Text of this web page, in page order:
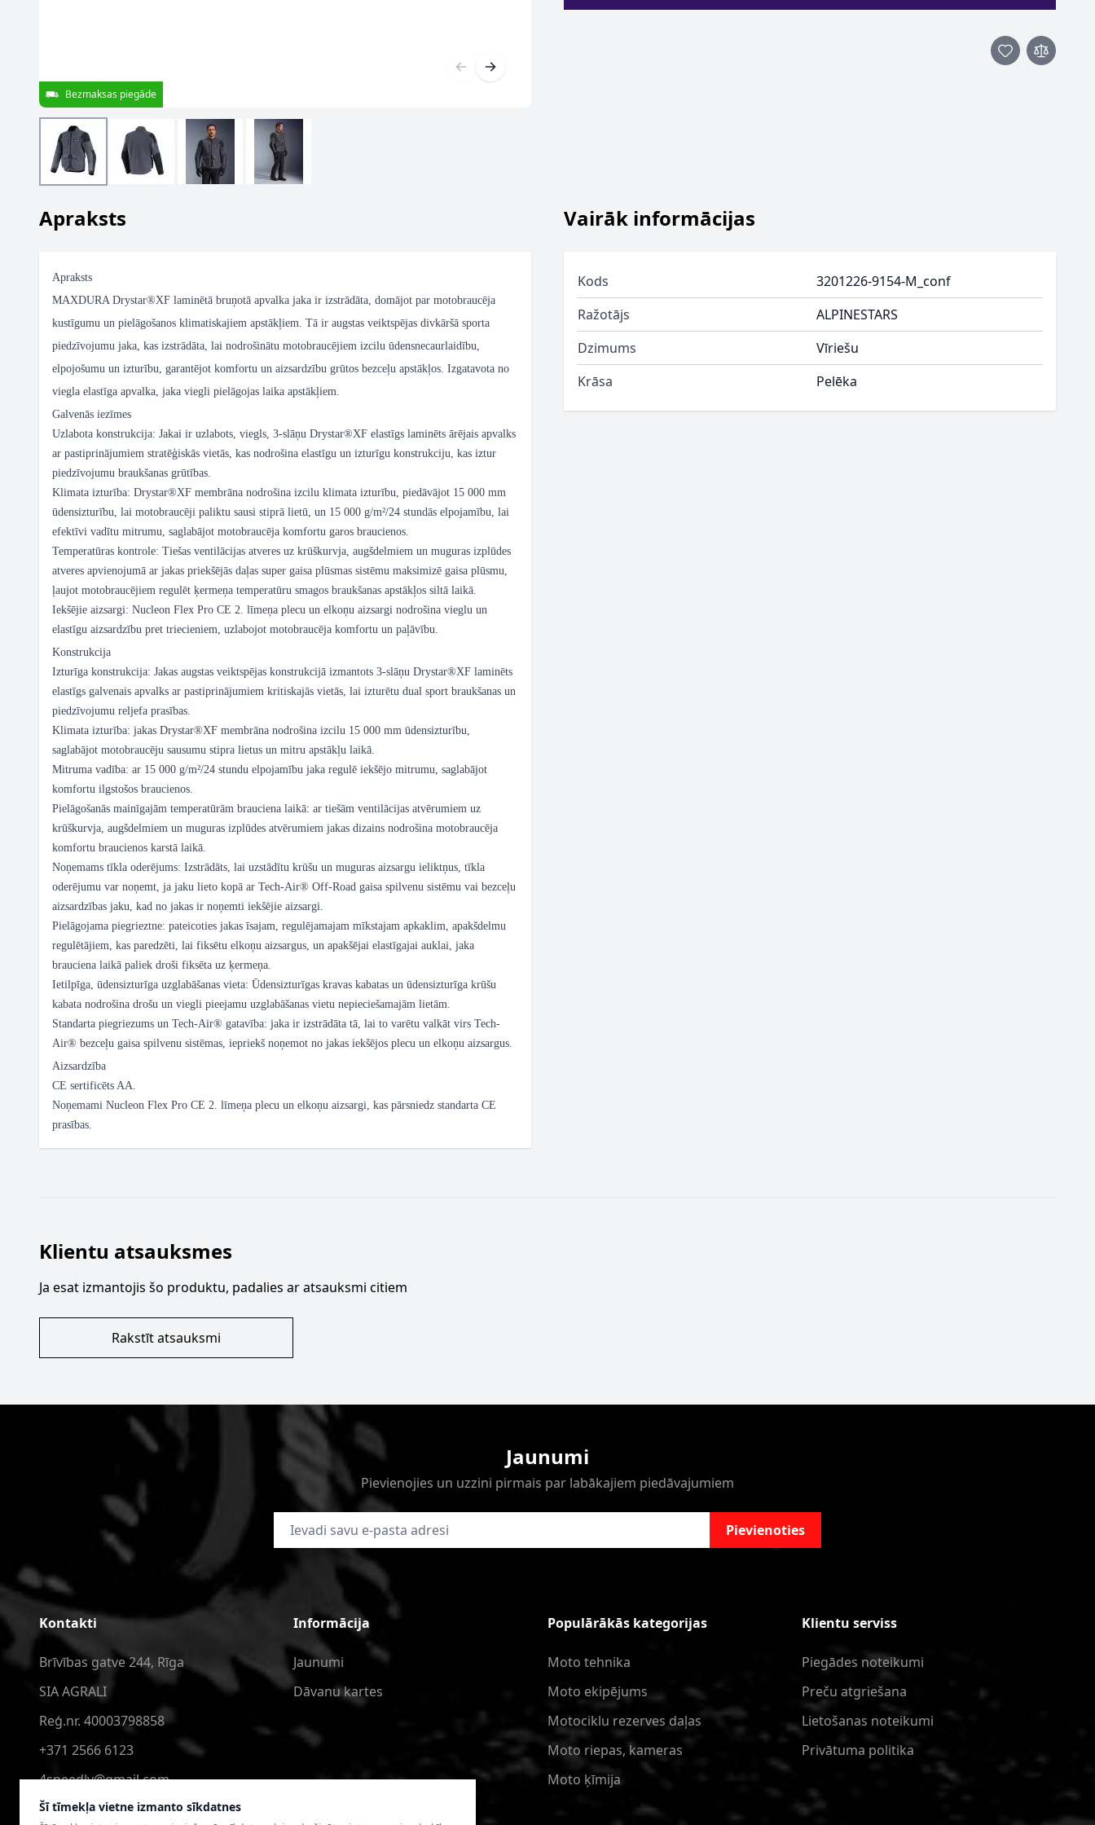
Šī tīmekļa vietne izmanto sīkdatnes
Bezmaksas piegāde
Apraksts
Apraksts
MAXDURA Drystar®XF laminētā bruņotā apvalka jaka ir izstrādāta, domājot par motobraucēja
kustīgumu un pielāgošanos klimatiskajiem apstākļiem. Tā ir augstas veiktspējas divkāršā sporta
piedzīvojumu jaka, kas izstrādāta, lai nodrošinātu motobraucējiem izcilu ūdensnecaurlaidību,
elpojošumu un izturību, garantējot komfortu un aizsardzību grūtos bezceļu apstākļos. Izgatavota no
viegla elastīga apvalka, jaka viegli pielāgojas laika apstākļiem.
Galvenās iezīmes
Uzlabota konstrukcija: Jakai ir uzlabots, viegls, 3-slāņu Drystar®XF elastīgs laminēts ārējais apvalks
ar pastiprinājumiem stratēģiskās vietās, kas nodrošina elastīgu un izturīgu konstrukciju, kas iztur
piedzīvojumu braukšanas grūtības.
Klimata izturība: Drystar®XF membrāna nodrošina izcilu klimata izturību, piedāvājot 15 000 mm
ūdensizturību, lai motobraucēji paliktu sausi stiprā lietū, un 15 000 g/m²/24 stundās elpojamību, lai
efektīvi vadītu mitrumu, saglabājot motobraucēja komfortu garos braucienos.
Temperatūras kontrole: Tiešas ventilācijas atveres uz krūškurvja, augšdelmiem un muguras izplūdes
atveres apvienojumā ar jakas priekšējās daļas super gaisa plūsmas sistēmu maksimizē gaisa plūsmu,
ļaujot motobraucējiem regulēt ķermeņa temperatūru smagos braukšanas apstākļos siltā laikā.
Iekšējie aizsargi: Nucleon Flex Pro CE 2. līmeņa plecu un elkoņu aizsargi nodrošina vieglu un
elastīgu aizsardzību pret triecieniem, uzlabojot motobraucēja komfortu un paļāvību.
Konstrukcija
Izturīga konstrukcija: Jakas augstas veiktspējas konstrukcijā izmantots 3-slāņu Drystar®XF laminēts
elastīgs galvenais apvalks ar pastiprinājumiem kritiskajās vietās, lai izturētu dual sport braukšanas un
piedzīvojumu reljefa prasības.
Klimata izturība: jakas Drystar®XF membrāna nodrošina izcilu 15 000 mm ūdensizturību,
saglabājot motobraucēju sausumu stipra lietus un mitru apstākļu laikā.
Mitruma vadība: ar 15 000 g/m²/24 stundu elpojamību jaka regulē iekšējo mitrumu, saglabājot
komfortu ilgstošos braucienos.
Pielāgošanās mainīgajām temperatūrām brauciena laikā: ar tiešām ventilācijas atvērumiem uz
krūškurvja, augšdelmiem un muguras izplūdes atvērumiem jakas dizains nodrošina motobraucēja
komfortu braucienos karstā laikā.
Noņemams tīkla oderējums: Izstrādāts, lai uzstādītu krūšu un muguras aizsargu ieliktņus, tīkla
oderējumu var noņemt, ja jaku lieto kopā ar Tech-Air® Off-Road gaisa spilvenu sistēmu vai bezceļu
aizsardzības jaku, kad no jakas ir noņemti iekšējie aizsargi.
Pielāgojama piegrieztne: pateicoties jakas īsajam, regulējamajam mīkstajam apkaklim, apakšdelmu
regulētājiem, kas paredzēti, lai fiksētu elkoņu aizsargus, un apakšējai elastīgajai auklai, jaka
brauciena laikā paliek droši fiksēta uz ķermeņa.
Ietilpīga, ūdensizturīga uzglabāšanas vieta: Ūdensizturīgas kravas kabatas un ūdensizturīga krūšu
kabata nodrošina drošu un viegli pieejamu uzglabāšanas vietu nepieciešamajām lietām.
Standarta piegriezums un Tech-Air® gatavība: jaka ir izstrādāta tā, lai to varētu valkāt virs Tech-
Air® bezceļu gaisa spilvenu sistēmas, iepriekš noņemot no jakas iekšējos plecu un elkoņu aizsargus.
Aizsardzība
CE sertificēts AA.
Noņemami Nucleon Flex Pro CE 2. līmeņa plecu un elkoņu aizsargi, kas pārsniedz standarta CE
prasības.
Vairāk informācijas
Kods
3201226-9154-M_conf
Ražotājs
ALPINESTARS
Dzimums
Vīriešu
Krāsa
Pelēka
Klientu atsauksmes
Ja esat izmantojis šo produktu, padalies ar atsauksmi citiem
Rakstīt atsauksmi
Jaunumi
Pievienojies un uzzini pirmais par labākajiem piedāvajumiem
E-pasta adrese Pievienoties
Kontakti
Brīvības gatve 244, Rīga
SIA AGRALI
Reģ.nr. 40003798858
+371 2566 6123
4speedlv@gmail.com
Informācija
Jaunumi
Dāvanu kartes
Populārākās kategorijas
Moto tehnika
Moto ekipējums
Motociklu rezerves daļas
Moto riepas, kameras
Moto ķīmija
Klientu serviss
Piegādes noteikumi
Preču atgriešana
Lietošanas noteikumi
Privātuma politika